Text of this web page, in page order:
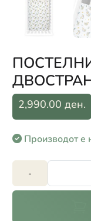
2,990.00 ден.
Производот е
-